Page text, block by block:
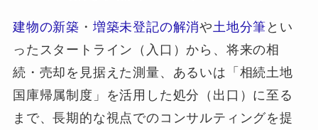
建物の新築 ・ 増築未登記の解消や 土地分筆 とい
ったスタートライン（入口）から、将来の相
続・売却を見据えた測量、あるいは「相続土地
国庫帰属制度」を活用した処分（出口）に至る
まで、長期的な視点でのコンサルティングを提